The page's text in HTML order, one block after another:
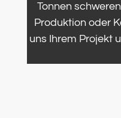
Tonnen
Produktion oder
uns Ihrem Projekt